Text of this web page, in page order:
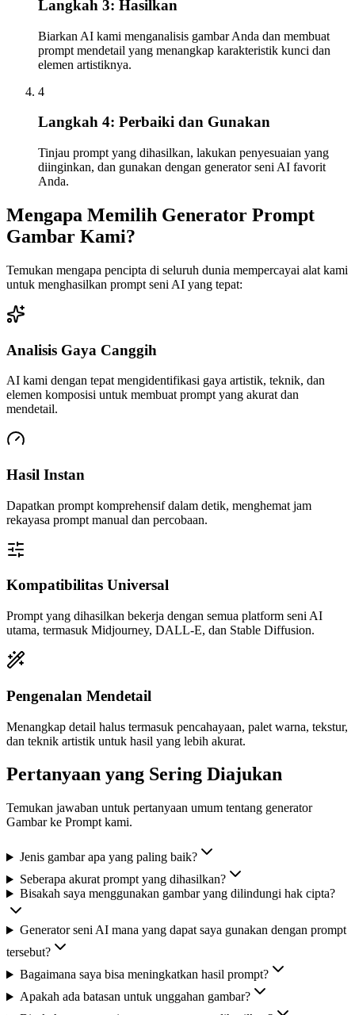
Langkah 3: Hasilkan
Biarkan AI kami menganalisis gambar Anda dan membuat
prompt mendetail yang menangkap karakteristik kunci dan
elemen artistiknya.
4
Langkah 4: Perbaiki dan Gunakan
Tinjau prompt yang dihasilkan, lakukan penyesuaian yang
diinginkan, dan gunakan dengan generator seni AI favorit
Anda.
Mengapa Memilih Generator Prompt
Gambar Kami?
Temukan mengapa pencipta di seluruh dunia mempercayai alat kami
untuk menghasilkan prompt seni AI yang tepat:
Analisis Gaya Canggih
AI kami dengan tepat mengidentifikasi gaya artistik, teknik, dan
elemen komposisi untuk membuat prompt yang akurat dan
mendetail.
Hasil Instan
Dapatkan prompt komprehensif dalam detik, menghemat jam
rekayasa prompt manual dan percobaan.
Kompatibilitas Universal
Prompt yang dihasilkan bekerja dengan semua platform seni AI
utama, termasuk Midjourney, DALL-E, dan Stable Diffusion.
Pengenalan Mendetail
Menangkap detail halus termasuk pencahayaan, palet warna, tekstur,
dan teknik artistik untuk hasil yang lebih akurat.
Pertanyaan yang Sering Diajukan
Temukan jawaban untuk pertanyaan umum tentang generator
Gambar ke Prompt kami.
Jenis gambar apa yang paling baik?
Seberapa akurat prompt yang dihasilkan?
Bisakah saya menggunakan gambar yang dilindungi hak cipta?
Generator seni AI mana yang dapat saya gunakan dengan prompt
tersebut?
Bagaimana saya bisa meningkatkan hasil prompt?
Apakah ada batasan untuk unggahan gambar?